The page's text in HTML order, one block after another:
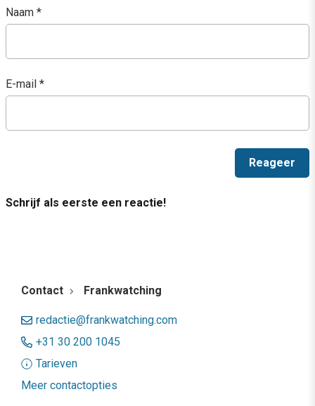
Naam *
E-mail *
Schrijf als eerste een reactie!
Contact Frankwatching
redactie@frankwatching.com
+31 30 200 1045
Tarieven
Meer contactopties